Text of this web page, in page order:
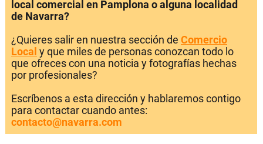
local comercial en Pamplona o alguna localidad
de Navarra?
¿Quieres salir en nuestra sección de Comercio
Local y que miles de personas conozcan todo lo
que ofreces con una noticia y fotografías hechas
por profesionales?
Escríbenos a esta dirección y hablaremos contigo
para contactar cuando antes:
contacto@navarra.com